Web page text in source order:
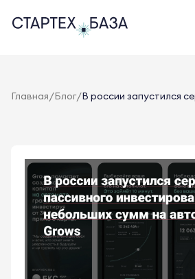
Главная/Блог/В россии запустился